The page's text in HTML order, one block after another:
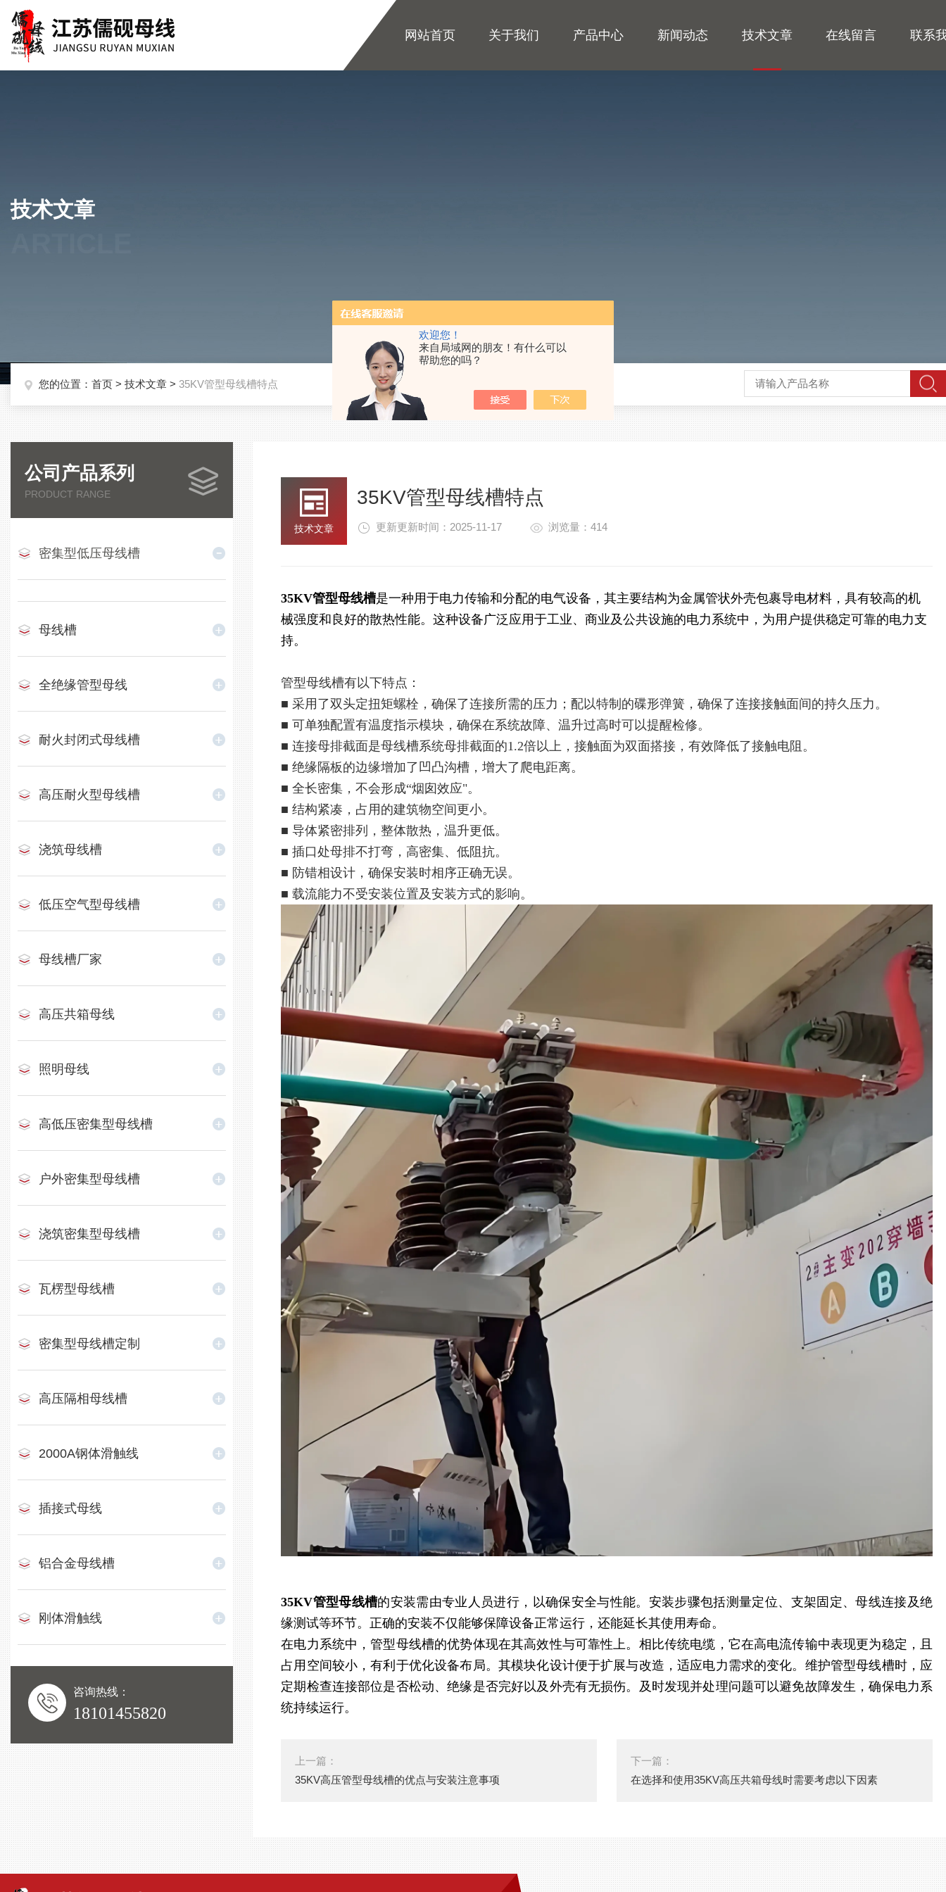
欢迎您！
来自局域网的朋友！有什么可以
帮助您的吗？
网站首页 关于我们 产品中心 新闻动态 技术文章 在线留言 联系
技术文章
您的位置： 首页 > 技术文章 > 35KV管型母线槽特点
公司产品系列
PRODUCT RANGE
密集型低压母线槽
母线槽
全绝缘管型母线
耐火封闭式母线槽
高压耐火型母线槽
浇筑母线槽
低压空气型母线槽
母线槽厂家
高压共箱母线
照明母线
高低压密集型母线槽
户外密集型母线槽
浇筑密集型母线槽
瓦楞型母线槽
密集型母线槽定制
高压隔相母线槽
2000A钢体滑触线
插接式母线
铝合金母线槽
刚体滑触线
咨询热线：
18101455820
技术文章
35KV管型母线槽特点
更新更新时间：2025-11-17 浏览量：414
35KV管型母线槽是一种用于电力传输和分配的电气设备，其主要结构为金属管状外壳包裹导电材料，具有较高的机
械强度和良好的散热性能。这种设备广泛应用于工业、商业及公共设施的电力系统中，为用户提供稳定可靠的电力支
持。
管型母线槽有以下特点：
■ 采用了双头定扭矩螺栓，确保了连接所需的压力；配以特制的碟形弹簧，确保了连接接触面间的持久压力。
■ 可单独配置有温度指示模块，确保在系统故障、温升过高时可以提醒检修。
■ 连接母排截面是母线槽系统母排截面的1.2倍以上，接触面为双面搭接，有效降低了接触电阻。
■ 绝缘隔板的边缘增加了凹凸沟槽，增大了爬电距离。
■ 全长密集，不会形成“烟囱效应"。
■ 结构紧凑，占用的建筑物空间更小。
■ 导体紧密排列，整体散热，温升更低。
■ 插口处母排不打弯，高密集、低阻抗。
■ 防错相设计，确保安装时相序正确无误。
■ 载流能力不受安装位置及安装方式的影响。
35KV管型母线槽的安装需由专业人员进行，以确保安全与性能。安装步骤包括测量定位、支架固定、母线连接及绝
缘测试等环节。正确的安装不仅能够保障设备正常运行，还能延长其使用寿命。
在电力系统中，管型母线槽的优势体现在其高效性与可靠性上。相比传统电缆，它在高电流传输中表现更为稳定，且
占用空间较小，有利于优化设备布局。其模块化设计便于扩展与改造，适应电力需求的变化。 维护管型母线槽时，应
定期检查连接部位是否松动、绝缘是否完好以及外壳有无损伤。及时发现并处理问题可以避免故障发生，确保电力系
统持续运行。
上一篇：
35KV高压管型母线槽的优点与安装注意事项
下一篇：
在选择和使用35KV高压共箱母线时需要考虑以下因素